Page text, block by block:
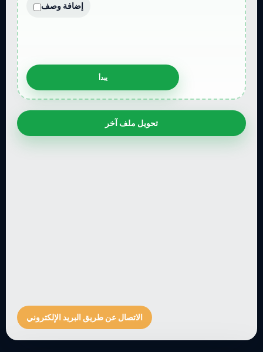
إضافة وصف
تحويل ملف آخر
الاتصال عن طريق البريد الإلكتروني